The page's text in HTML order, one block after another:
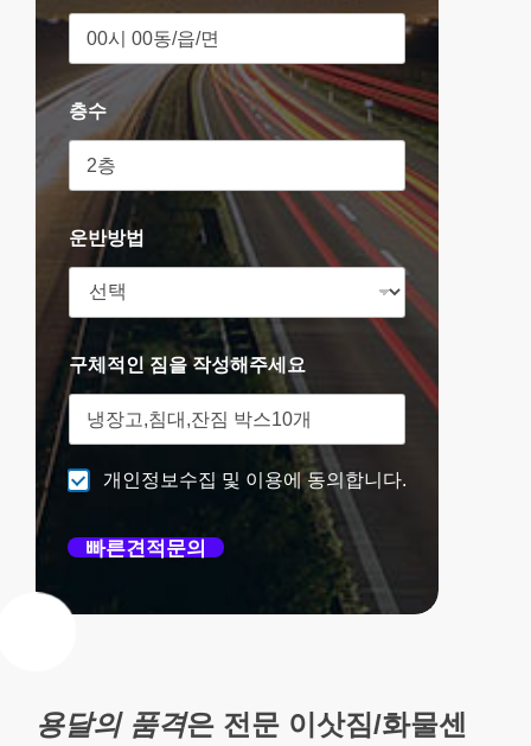
층수
운반방법
구체적인 짐을 작성해주세요
개인정보수집 및 이용에 동의합니다.
빠른견적문의
용달의 품격은 전문 이삿짐/화물센